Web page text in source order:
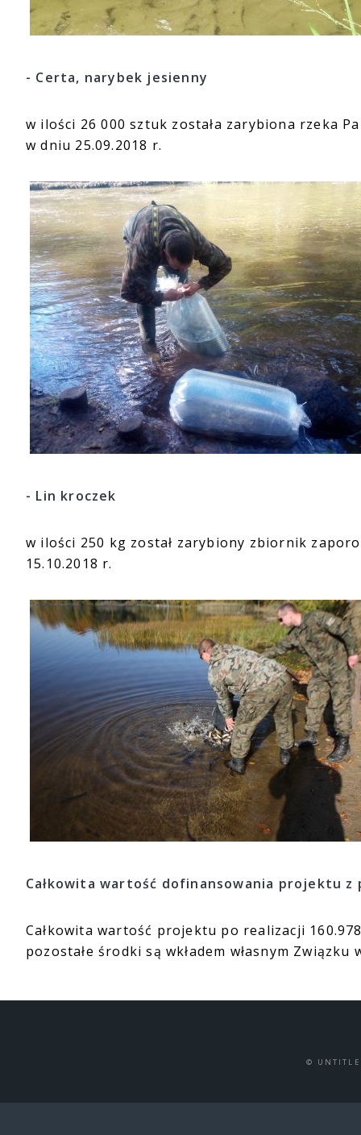
- Certa, narybek jesienny
w ilości 26 000 sztuk została zarybiona rzeka
w dniu 25.09.2018 r.
- Lin kroczek
w ilości 250 kg został zarybiony zbiornik
15.10.2018 r.
Całkowita wartość dofinansowania projektu z
Całkowita wartość projektu po realizacji
pozostałe środki są wkładem własnym
©